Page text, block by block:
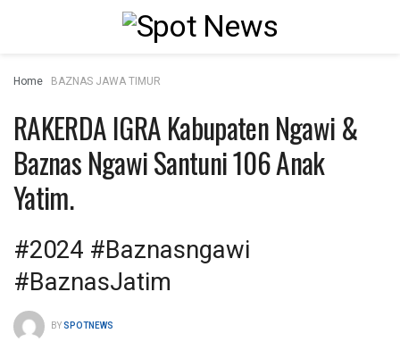
Home BAZNAS JAWA TIMUR
RAKERDA IGRA Kabupaten Ngawi &
Baznas Ngawi Santuni 106 Anak
Yatim.
#2024 #Baznasngawi
#BaznasJatim
BYSPOTNEWS